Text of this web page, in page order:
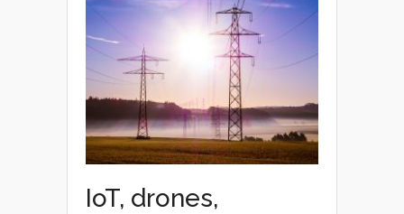
Seguridad
IoT, drones,